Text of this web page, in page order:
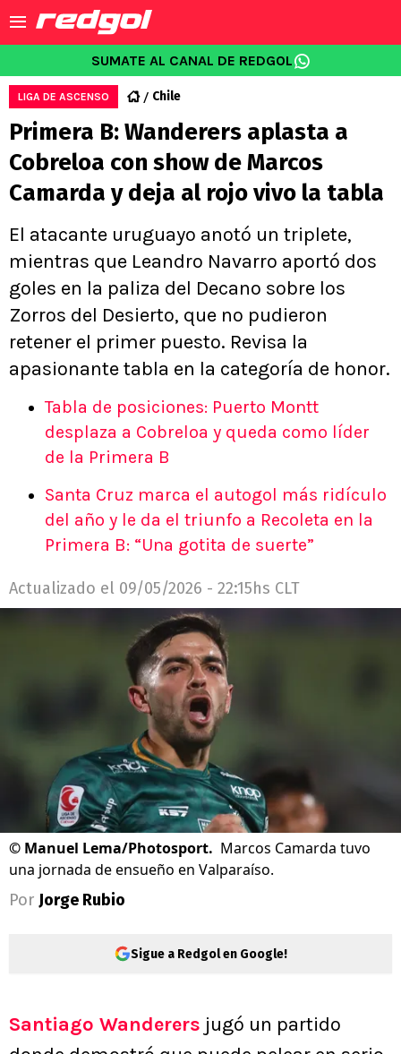
SUMATE AL CANAL DE REDGOL
LIGA DE ASCENSO Chile
Primera B: Wanderers aplasta a
Cobreloa con show de Marcos
Camarda y deja al rojo vivo la tabla
El atacante uruguayo anotó un triplete,
mientras que Leandro Navarro aportó dos
goles en la paliza del Decano sobre los
Zorros del Desierto, que no pudieron
retener el primer puesto. Revisa la
apasionante tabla en la categoría de honor.
Tabla de posiciones: Puerto Montt
desplaza a Cobreloa y queda como líder
de la Primera B
Santa Cruz marca el autogol más ridículo
del año y le da el triunfo a Recoleta en la
Primera B: “Una gotita de suerte”
Actualizado el 09/05/2026 - 22:15hs CLT
© Manuel Lema/Photosport. Marcos Camarda tuvo
una jornada de ensueño en Valparaíso.
Por Jorge Rubio
Sigue a Redgol en Google!
Santiago Wanderers jugó un partido